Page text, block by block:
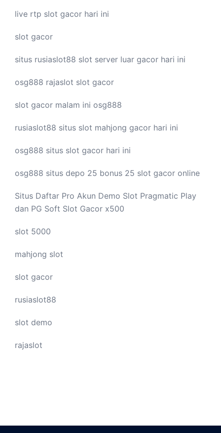
live rtp slot gacor hari ini
slot gacor
situs rusiaslot88 slot server luar gacor hari ini
osg888 rajaslot slot gacor
slot gacor malam ini osg888
rusiaslot88 situs slot mahjong gacor hari ini
osg888 situs slot gacor hari ini
osg888 situs depo 25 bonus 25 slot gacor online
Situs Daftar Pro Akun Demo Slot Pragmatic Play
dan PG Soft Slot Gacor x500
slot 5000
mahjong slot
slot gacor
rusiaslot88
slot demo
rajaslot